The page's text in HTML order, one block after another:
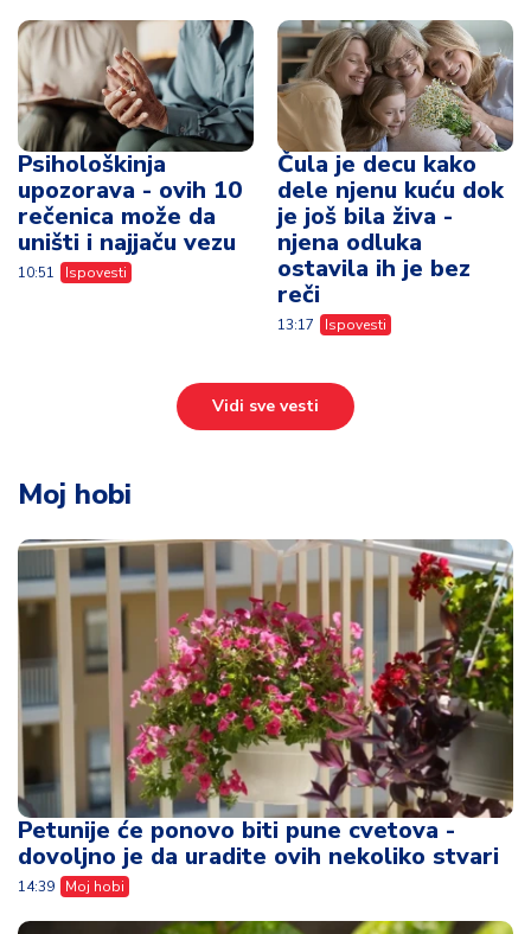
Psihološkinja
upozorava - ovih 10
rečenica može da
uništi i najjaču vezu
10:51 Ispovesti
Čula je decu kako
dele njenu kuću dok
je još bila živa -
njena odluka
ostavila ih je bez
reči
13:17 Ispovesti
Vidi sve vesti
Moj hobi
Petunije će ponovo biti pune cvetova -
dovoljno je da uradite ovih nekoliko stvari
14:39 Moj hobi